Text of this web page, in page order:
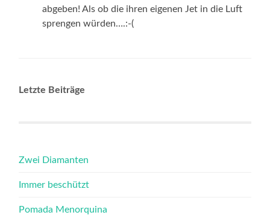
abgeben! Als ob die ihren eigenen Jet in die Luft
sprengen würden….:-(
Letzte Beiträge
Zwei Diamanten
Immer beschützt
Pomada Menorquina